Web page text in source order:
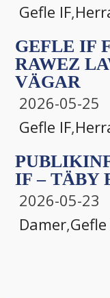
Gefle IF,
GEFLE IF
RAWEZ
VÄGAR
2026-05-25
Gefle IF,
IF – TÄBY
2026-05-23
Damer,Gefle